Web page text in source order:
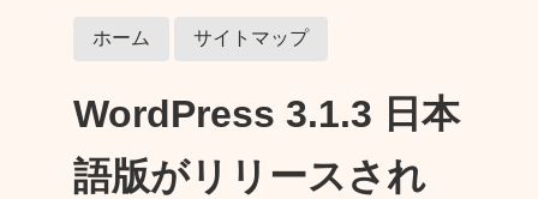
ホーム サイトマップ
WordPress 3.1.3 日本
語版がリリースされ